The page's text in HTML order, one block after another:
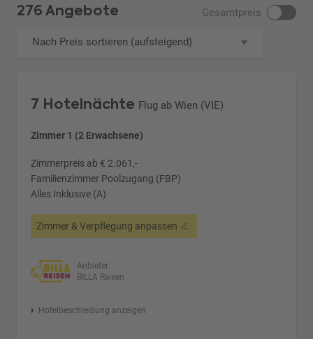
276 Angebote Gesamtpreis
Nach Preis sortieren (aufsteigend)
7 Hotelnächte Flug ab Wien (VIE)
Zimmer 1 (2 Erwachsene)
Zimmerpreis ab € 2.061,-
Familienzimmer Poolzugang (FBP)
Alles Inklusive (A)
Zimmer & Verpflegung anpassen
Anbieter:
BILLA Reisen
Hotelbeschreibung anzeigen